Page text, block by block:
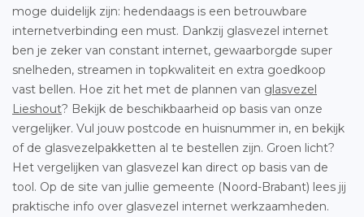
moge duidelijk zijn: hedendaags is een betrouwbare
internetverbinding een must. Dankzij glasvezel internet
ben je zeker van constant internet, gewaarborgde super
snelheden, streamen in topkwaliteit en extra goedkoop
vast bellen. Hoe zit het met de plannen van glasvezel
Lieshout? Bekijk de beschikbaarheid op basis van onze
vergelijker. Vul jouw postcode en huisnummer in, en bekijk
of de glasvezelpakketten al te bestellen zijn. Groen licht?
Het vergelijken van glasvezel kan direct op basis van de
tool. Op de site van jullie gemeente (Noord-Brabant) lees jij
praktische info over glasvezel internet werkzaamheden.